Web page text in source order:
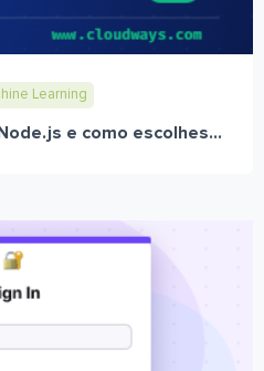
Learning
e como escolhes...